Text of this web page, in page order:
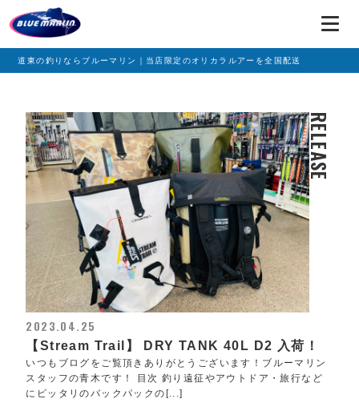
道東の釣りならブルーマリン｜当店限定のオリカラルアーを全国配送
RELEASE
2023.04.25
【Stream Trail】 DRY TANK 40L D2 入荷！
いつもブログをご覧頂きありがとうございます！ブルーマリン
スタッフの青木です！ 目次 釣り遠征やアウトドア・旅行など
にピッタリのバックパックの[...]